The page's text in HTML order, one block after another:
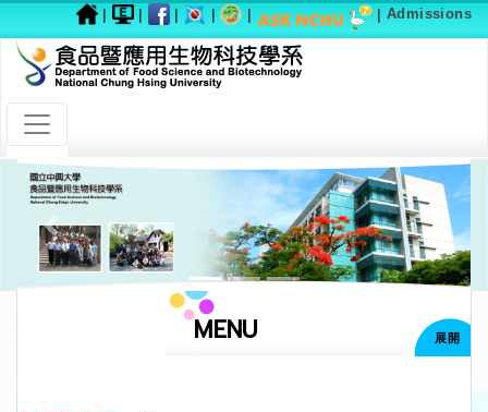
| | | | | | Admissions
Previous Next
MENU 展開